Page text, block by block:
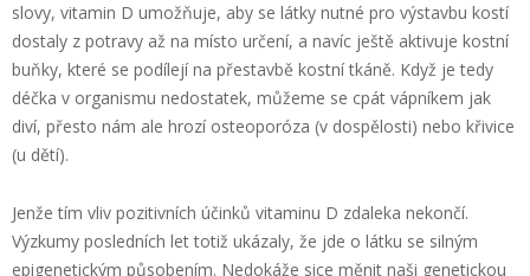
slovy, vitamin D umožňuje, aby se látky nutné pro výstavbu kostí
dostaly z potravy až na místo určení, a navíc ještě aktivuje kostní
buňky, které se podílejí na přestavbě kostní tkáně. Když je tedy
déčka v organismu nedostatek, můžeme se cpát vápníkem jak
diví, přesto nám ale hrozí osteoporóza (v dospělosti) nebo křivice
(u dětí).
Jenže tím vliv pozitivních účinků vitaminu D zdaleka nekončí.
Výzkumy posledních let totiž ukázaly, že jde o látku se silným
epigenetickým působením. Nedokáže sice měnit naši genetickou